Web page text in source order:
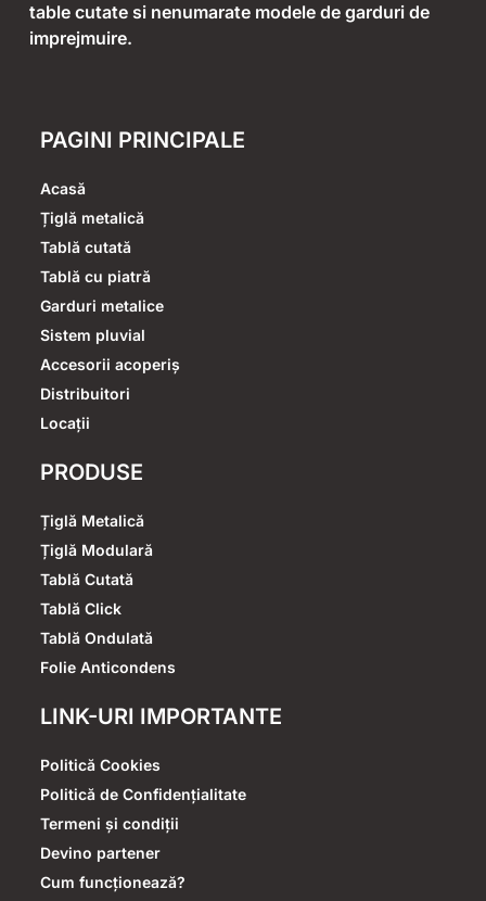
table cutate si nenumarate modele de garduri de
imprejmuire.
PAGINI PRINCIPALE
Acasă
Țiglă metalică
Tablă cutată
Tablă cu piatră
Garduri metalice
Sistem pluvial
Accesorii acoperiș
Distribuitori
Locații
PRODUSE
Țiglă Metalică
Țiglă Modulară
Tablă Cutată
Tablă Click
Tablă Ondulată
Folie Anticondens
LINK-URI IMPORTANTE
Politică Cookies
Politică de Confidențialitate
Termeni și condiții
Devino partener
Cum funcționează?